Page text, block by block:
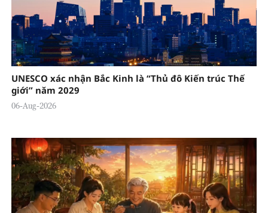
UNESCO xác nhận Bắc Kinh là “Thủ đô Kiến trúc Thế
giới” năm 2029
06-Aug-2026